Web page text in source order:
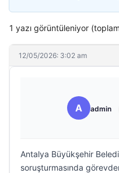
1 yazı görüntüleniyor
12/05/2026: 3:02 am
A admin
Antalya Büyükşehir
soruşturmasında